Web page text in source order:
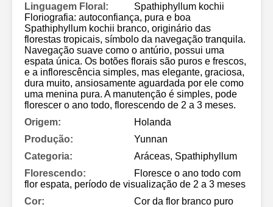
Linguagem Floral:
Spathiphyllum kochii
Floriografia: autoconfiança, pura e boa
Spathiphyllum kochii branco, originário das
florestas tropicais, símbolo da navegação tranquila.
Navegação suave como o antúrio, possui uma
espata única. Os botões florais são puros e frescos,
e a inflorescência simples, mas elegante, graciosa,
dura muito, ansiosamente aguardada por ele como
uma menina pura. A manutenção é simples, pode
florescer o ano todo, florescendo de 2 a 3 meses.
Origem:
Holanda
Produção:
Yunnan
Categoria:
Aráceas, Spathiphyllum
Florescendo:
Floresce o ano todo com
flor espata, período de visualização de 2 a 3 meses
Cor:
Cor da flor branco puro